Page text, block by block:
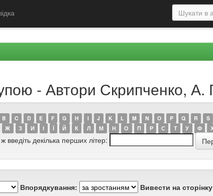
- Автори Скрипченко, А.
B C D E F G H I J K L M N O P Q R S
Ж З И І Ї Й К Л М Н О П Р С Т У Ф
введіть декілька перших літер:
Впорядкування: Вивести на